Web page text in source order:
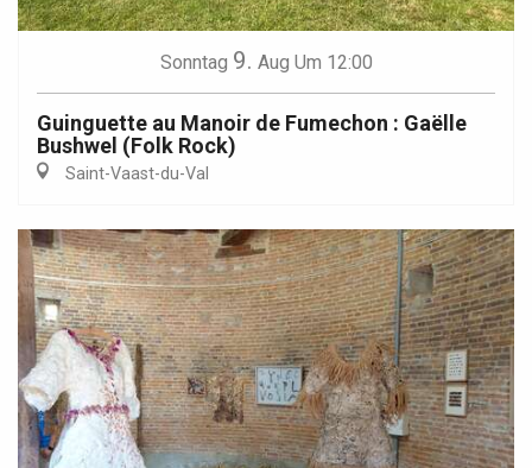
Sonntag 9. Aug Um 12:00
Guinguette au Manoir de Fumechon : Gaëlle
Bushwel (Folk Rock)
Saint-Vaast-du-Val